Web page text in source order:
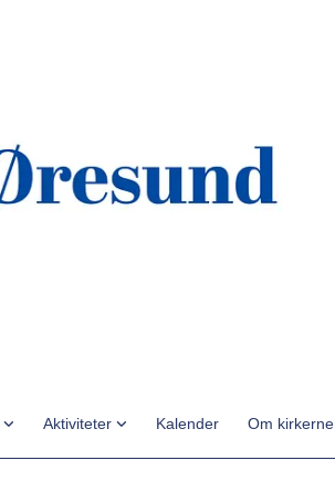
Aktiviteter Kalender Om kirkerne